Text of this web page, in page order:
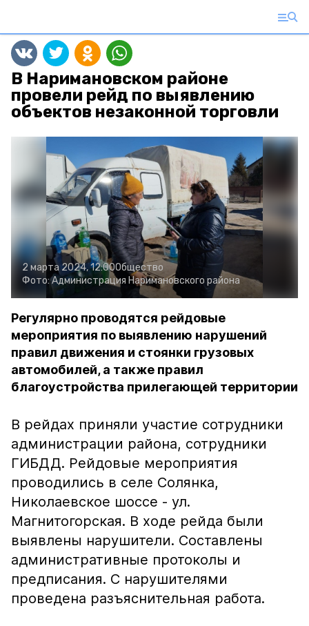
В Наримановском районе
провели рейд по выявлению
объектов незаконной торговли
2 марта 2024, 12:00Общество
Фото:Администрация Наримановского района
Регулярно проводятся рейдовые
мероприятия по выявлению нарушений
правил движения и стоянки грузовых
автомобилей, а также правил
благоустройства прилегающей территории
В рейдах приняли участие сотрудники
администрации района, сотрудники
ГИБДД. Рейдовые мероприятия
проводились в селе Солянка,
Николаевское шоссе - ул.
Магнитогорская. В ходе рейда были
выявлены нарушители. Составлены
административные протоколы и
предписания. С нарушителями
проведена разъяснительная работа.